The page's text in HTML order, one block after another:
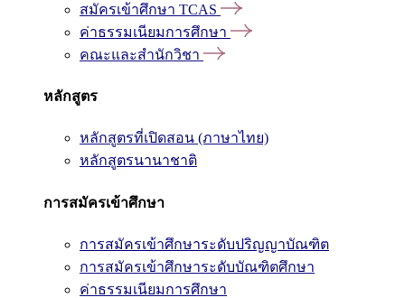
สมัครเข้าศึกษา TCAS
ค่าธรรมเนียมการศึกษา
คณะและสำนักวิชา
หลักสูตร
หลักสูตรที่เปิดสอน (ภาษาไทย)
หลักสูตรนานาชาติ
การสมัครเข้าศึกษา
การสมัครเข้าศึกษาระดับปริญญาบัณฑิต
การสมัครเข้าศึกษาระดับบัณฑิตศึกษา
ค่าธรรมเนียมการศึกษา